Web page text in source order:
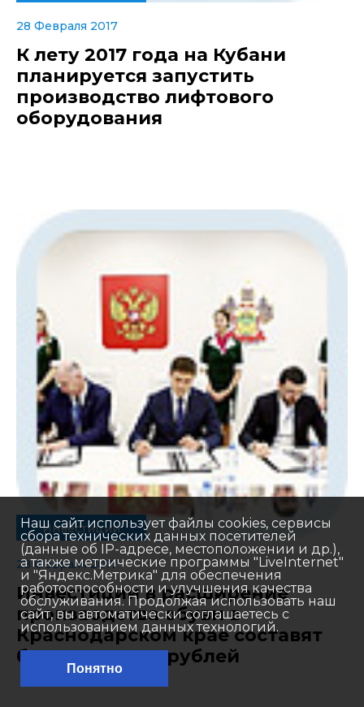
28 Февраля 2017
К лету 2017 года на Кубани
планируется запустить
производство лифтового
оборудования
Инвестиции
28 Февраля 2017
Инвестиции в расширение
производства обуви в
Краснодарском крае составят
более 700 млн рублей
Наш сайт использует файлы cookies, сервисы
сбора технических данных посетителей
(данные об IP-адресе, местоположении и др.),
а также метрические программы "LiveInternet"
и "Яндекс.Метрика" для обеспечения
работоспособности и улучшения качества
обслуживания. Продолжая использовать наш
сайт, вы автоматически соглашаетесь с
использованием данных технологий.
Понятно